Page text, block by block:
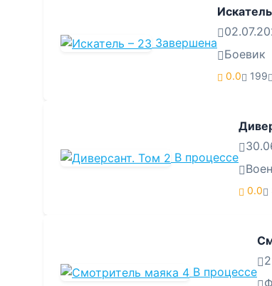
Завершена
Боевик
0.0 199
В процессе
0.0
В процессе